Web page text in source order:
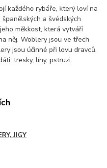
každého rybáře, který loví na
a švédských
měkkost, která vytváří
něj. Woblery jsou ve třech
jsou účinné při lovu dravců,
tresky, líny, pstruzi.
JIGY